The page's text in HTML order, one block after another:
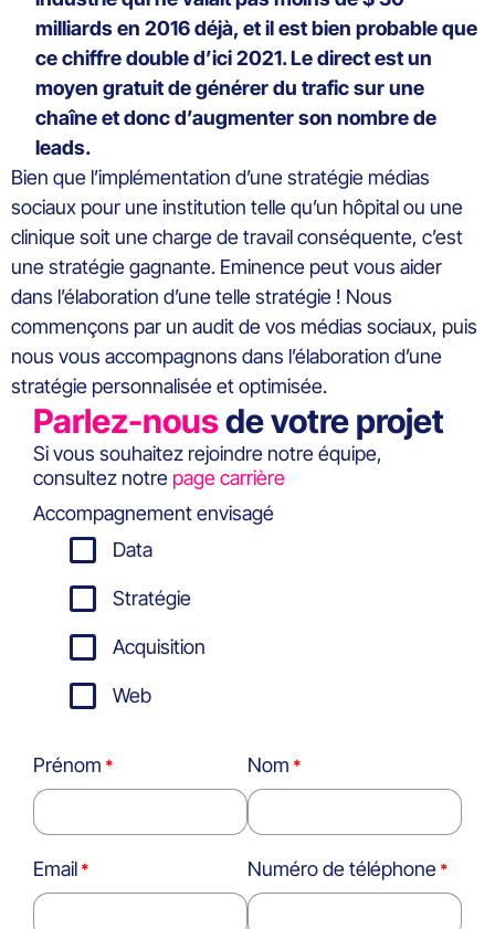
milliards en 2016 déjà, et il est bien probable que
ce chiffre double d’ici 2021. Le direct est un
moyen gratuit de générer du trafic sur une
chaîne et donc d’augmenter son nombre de
leads.
Bien que l’implémentation d’une stratégie médias
sociaux pour une institution telle qu’un hôpital ou une
clinique soit une charge de travail conséquente, c’est
une stratégie gagnante. Eminence peut vous aider
dans l’élaboration d’une telle stratégie ! Nous
commençons par un audit de vos médias sociaux, puis
nous vous accompagnons dans l’élaboration d’une
stratégie personnalisée et optimisée.
Parlez-nousde votre projet
Si vous souhaitez rejoindre notre équipe,
consultez notre page carrière
Accompagnement envisagé
Data
Stratégie
Acquisition
Web
Prénom Nom
Email Numéro de téléphone